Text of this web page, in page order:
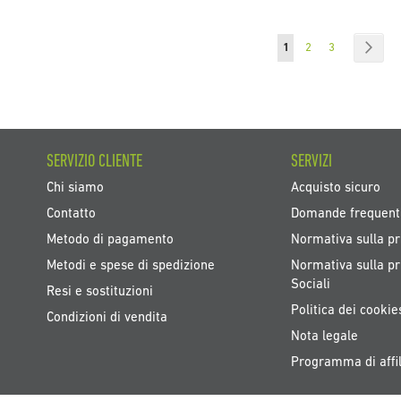
Pagina
Attualmente stai
1 Pagina
2 Pagina
3
SERVIZIO CLIENTE
Chi siamo
Contatto
Metodo di pagamento
Metodi e spese di spedizione
Resi e sostituzioni
Condizioni di vendita
SERVIZI
Acquisto sicuro
Domande
Normativa sulla
Normativa sulla
Sociali
Politica dei
Nota legale
Programma di